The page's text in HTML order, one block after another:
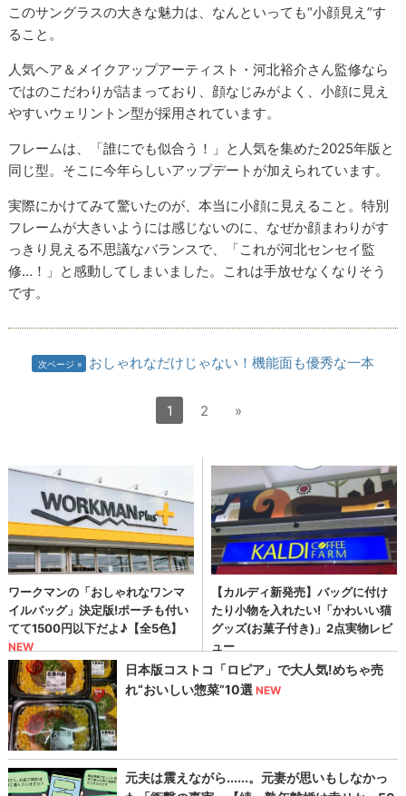
このサングラスの大きな魅力は、なんといっても“小顔見え”す
ること。
人気ヘア＆メイクアップアーティスト・河北裕介さん監修なら
ではのこだわりが詰まっており、顔なじみがよく、小顔に見え
やすいウェリントン型が採用されています。
フレームは、「誰にでも似合う！」と人気を集めた2025年版と
同じ型。そこに今年らしいアップデートが加えられています。
実際にかけてみて驚いたのが、本当に小顔に見えること。特別
フレームが大きいようには感じないのに、なぜか顔まわりがす
っきり見える不思議なバランスで、「これが河北センセイ監
修…！」と感動してしまいました。これは手放せなくなりそう
です。
次ページ おしゃれなだけじゃない！機能面も優秀な一本
1 2 »